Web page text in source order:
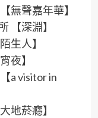
無聲嘉年華】
【深淵】
生人】
夜】
a visitor in
地菸癮】